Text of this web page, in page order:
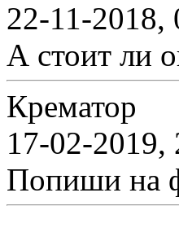
22-11-2018,
А стоит ли
Крематор
17-02-2019,
Попиши на